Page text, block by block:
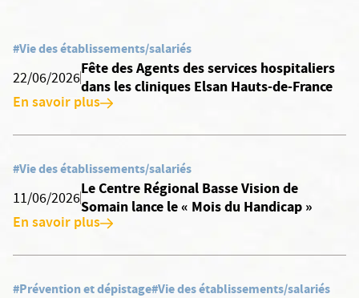
#Vie des établissements/salariés
22/06/2026
Fête des Agents des services hospitaliers
dans les cliniques Elsan Hauts-de-France
En savoir plus
#Vie des établissements/salariés
11/06/2026
Le Centre Régional Basse Vision de
Somain lance le « Mois du Handicap »
En savoir plus
#Prévention et dépistage#Vie des établissements/salariés